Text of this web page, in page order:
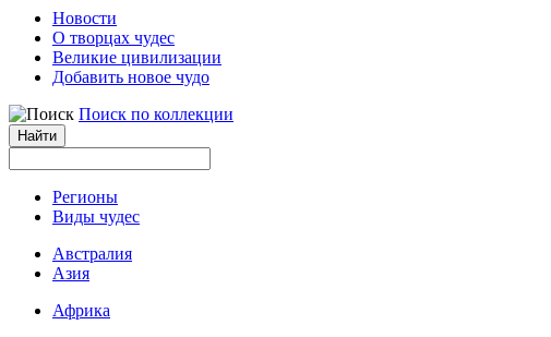
Новости
О творцах чудес
Великие цивилизации
Добавить новое чудо
Поиск по коллекции
Регионы
Виды чудес
Австралия
Азия
Африка